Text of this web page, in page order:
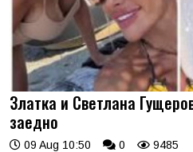
Златка и Светлана
заедно
09 Aug 10:50 0 9485